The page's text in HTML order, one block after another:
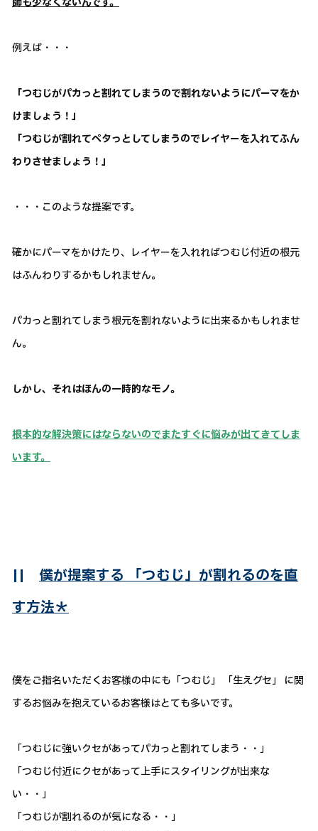
例えば・・・
「つむじがパカっと割れてしまうので割れないようにパーマをか
けましょう！」
「つむじが割れてペタっとしてしまうのでレイヤーを入れてふん
わりさせましょう！」
・・・このような提案です。
確かにパーマをかけたり、レイヤーを入れればつむじ付近の根元
はふんわりするかもしれません。
パカっと割れてしまう根元を割れないように出来るかもしれませ
ん。
しかし、それはほんの一時的なモノ。
根本的な解決策にはならないのでまたすぐに悩みが出てきてしま
います。
|| 僕が提案する 「つむじ」が割れるのを直
す方法＊
僕をご指名いただくお客様の中にも「つむじ」 「生えグセ」 に関
するお悩みを抱えているお客様はとても多いです。
「つむじに強いクセがあってパカっと割れてしまう・・」
「つむじ付近にクセがあって上手にスタイリングが出来な
い・・」
「つむじが割れるのが気になる・・」